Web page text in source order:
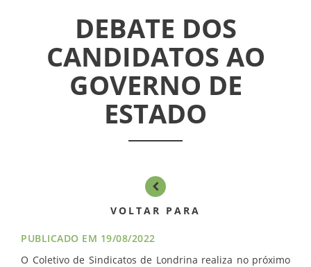
ASSEMBLÉIAS
NOTÍCIAS
CONTATO
DEBATE DOS
CANDIDATOS AO
GOVERNO DE
ESTADO
VOLTAR PARA
PUBLICADO EM 19/08/2022
O Coletivo de Sindicatos de Londrina realiza no próximo